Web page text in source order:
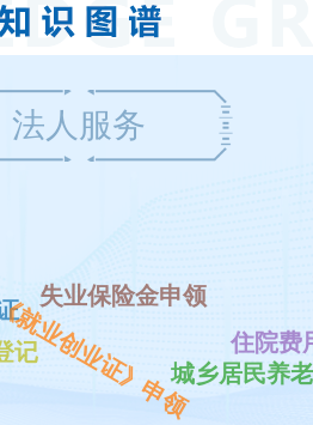
法人服务
业创业证》申领城乡居民养
住院费
失业保险金申领
记